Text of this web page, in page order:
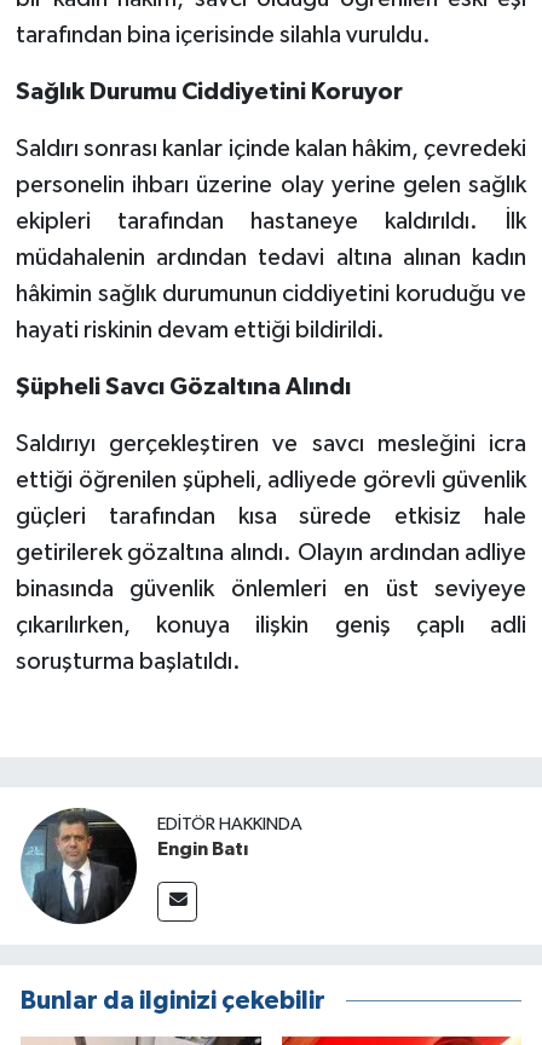
tarafından bina içerisinde silahla vuruldu.
Sağlık Durumu Ciddiyetini Koruyor
Saldırı sonrası kanlar içinde kalan hâkim, çevredeki
personelin ihbarı üzerine olay yerine gelen sağlık
ekipleri tarafından hastaneye kaldırıldı. İlk
müdahalenin ardından tedavi altına alınan kadın
hâkimin sağlık durumunun ciddiyetini koruduğu ve
hayati riskinin devam ettiği bildirildi.
Şüpheli Savcı Gözaltına Alındı
Saldırıyı gerçekleştiren ve savcı mesleğini icra
ettiği öğrenilen şüpheli, adliyede görevli güvenlik
güçleri tarafından kısa sürede etkisiz hale
getirilerek gözaltına alındı. Olayın ardından adliye
binasında güvenlik önlemleri en üst seviyeye
çıkarılırken, konuya ilişkin geniş çaplı adli
soruşturma başlatıldı.
EDITÖR HAKKINDA
Engin Batı
Bunlar da ilginizi çekebilir